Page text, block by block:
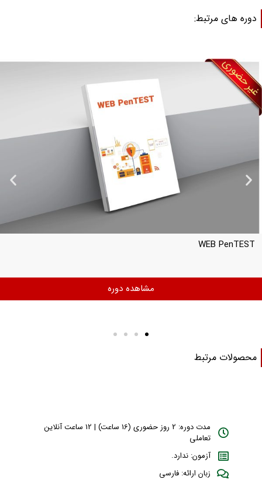
های مرتبط:
مرتبط
مدت دوره: 2 روز حضوری (16 ساعت) | 12 ساعت آنلاین
تعاملی
آزمون: ندارد.
زبان ارائه: فارسی